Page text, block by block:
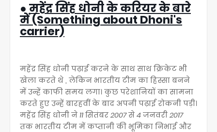
● महेंद्र सिंह धोनी के करियर के बारे
में (Something about Dhoni's
carrier)
महेंद्र सिंह धोनी पढ़ाई करने के साथ साथ क्रिकेट भी
खेला करते थे , लेकिन भारतीय टीम का हिस्सा बनने
में उन्हें काफी समय लगा। कुछ परेशानियों का सामना
करते हुए उन्हें बारहवीं के बाद अपनी पढ़ाई रोकनी पड़ी।
महेंद्र सिंह धोनी ने 11सितंबर2007से4जनवरी2017
तक भारतीय टीम में कप्तानी की भूमिका निभाई और